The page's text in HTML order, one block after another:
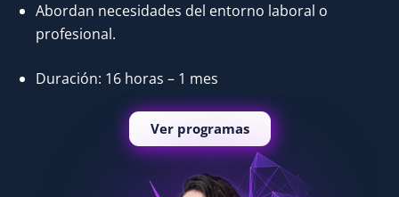
Abordan necesidades del entorno laboral o
profesional.
Duración: 16 horas – 1 mes
Ver programas